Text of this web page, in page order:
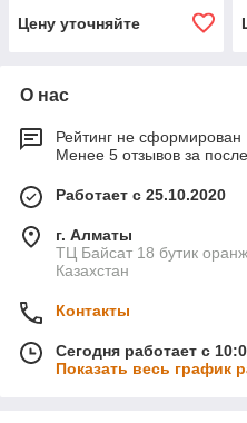
Цену уточняйте
О нас
Рейтинг не сформирован
Менее 5 отзывов за
Работает с 25.10.2020
г. Алматы
ТЦ Байсат 18 бутик
Казахстан
Контакты
Сегодня работает с
Показать весь график